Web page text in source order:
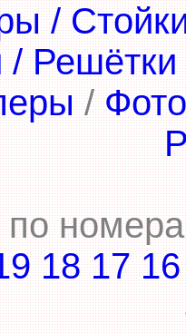
/
/ Решётки
/
по
18 17 16